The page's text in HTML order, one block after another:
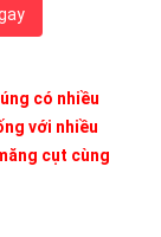
có nhiều
với nhiều
cụt cùng